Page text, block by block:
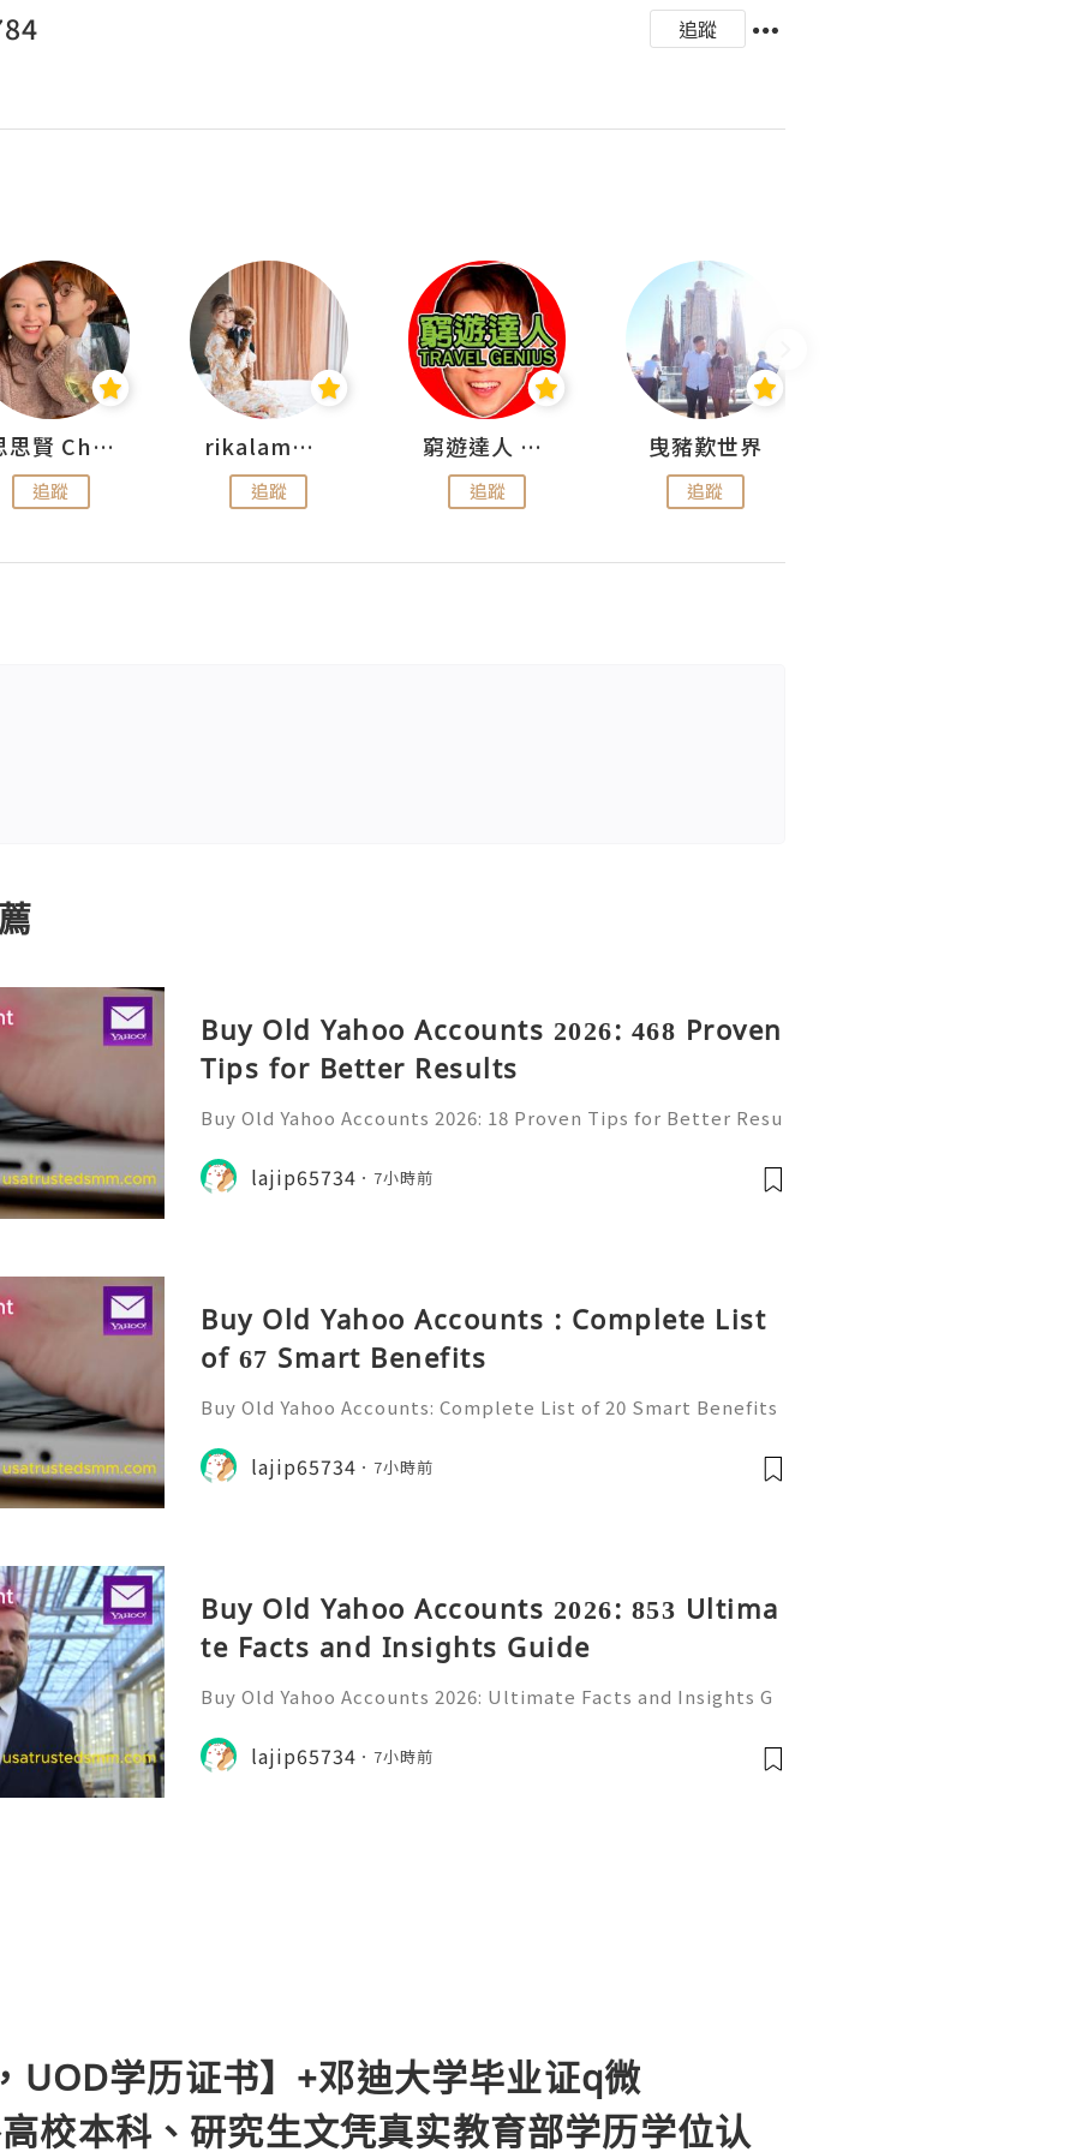
追蹤
思思賢 ChillMyBabe
追蹤
rikalammm
追蹤
窮遊達人 Mr.TravelGenius
追蹤
曳豬歎世界
追蹤
Buy Old Yahoo Accounts 2026: 468 Proven
Tips for Better Results
Buy Old Yahoo Accounts 2026: 18 Proven Tips for Better Resu
messages, professional communication, freelancing, online
projects, subscriptio
lajip65734 7小時前
Buy Old Yahoo Accounts : Complete List
of 67 Smart Benefits
Buy Old Yahoo Accounts: Complete List of 20 Smart Benefits
for many years. Individuals, freelancers, businesses, and onl
ine professionals us
lajip65734 7小時前
Buy Old Yahoo Accounts 2026: 853 Ultima
te Facts and Insights Guide
Buy Old Yahoo Accounts 2026: Ultimate Facts and Insights G
or personal communication, professional correspondence, o
nline subscriptions, freel
lajip65734 7小時前
UOD学历证书】+邓迪大学毕业证q微
校本科、研究生文凭真实教育部学历学位认